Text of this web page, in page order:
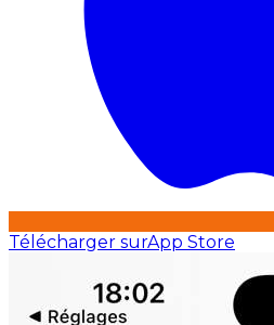
Télécharger surApp Store